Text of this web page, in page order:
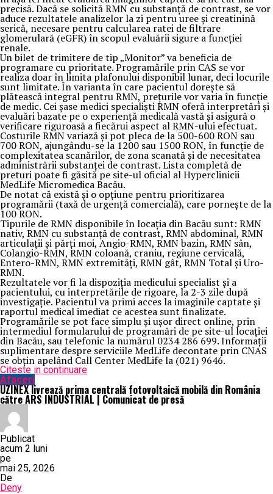
precisă. Dacă se solicită RMN cu substanță de contrast, se vor
aduce rezultatele analizelor la zi pentru uree și creatinină
serică, necesare pentru calcularea ratei de filtrare
glomerulară (eGFR) în scopul evaluării sigure a funcției
renale.
Un bilet de trimitere de tip „Monitor” va beneficia de
programare cu prioritate. Programările prin CAS se vor
realiza doar în limita plafonului disponibil lunar, deci locurile
sunt limitate. În varianta în care pacientul dorește să
plătească integral pentru RMN, prețurile vor varia în funcție
de medic. Cei șase medici specialiști RMN oferă interpretări și
evaluări bazate pe o experiență medicală vastă și asigură o
verificare riguroasă a fiecărui aspect al RMN-ului efectuat.
Costurile RMN variază și pot pleca de la 500-600 RON sau
700 RON, ajungându-se la 1200 sau 1500 RON, în funcție de
complexitatea scanărilor, de zona scanată și de necesitatea
administrării substanței de contrast. Lista completă de
preturi poate fi găsită pe site-ul oficial al Hyperclinicii
MedLife Micromedica Bacău.
De notat că există și o opțiune pentru prioritizarea
programării (taxă de urgență comercială), care pornește de la
100 RON.
Tipurile de RMN disponibile în locația din Bacău sunt: RMN
nativ, RMN cu substanță de contrast, RMN abdominal, RMN
articulații și părți moi, Angio-RMN, RMN bazin, RMN sân,
Colangio-RMN, RMN coloană, craniu, regiune cervicală,
Entero-RMN, RMN extremități, RMN gât, RMN Total și Uro-
RMN.
Rezultatele vor fi la dispoziția medicului specialist și a
pacientului, cu interpretările de rigoare, la 2-3 zile după
investigație. Pacientul va primi acces la imaginile captate și
raportul medical imediat ce acestea sunt finalizate.
Programările se pot face simplu și ușor direct online, prin
intermediul formularului de programări de pe site-ul locației
din Bacău, sau telefonic la numărul 0234 286 699. Informații
suplimentare despre serviciile MedLife decontate prin CNAS
se obțin apelând Call Center MedLife la (021) 9646.
Citeste in continuare
Afaceri
UZINEX livrează prima centrală fotovoltaică mobilă din România
către ARS INDUSTRIAL | Comunicat de presă
Publicat
acum 2 luni
pe
mai 25, 2026
De
Deny